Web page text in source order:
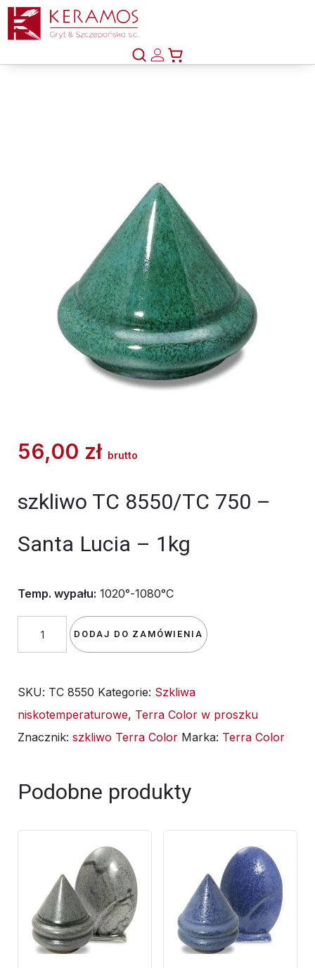
56,00 zł brutto
szkliwo TC 8550/TC 750 –
Santa Lucia – 1kg
Temp. wypału: 1020°-1080°C
szkliwo
8550/TC
750
-
Lucia
1kg
DODAJ DO ZAMÓWIENIA
SKU: TC 8550 Kategorie: Szkliwa
niskotemperaturowe, Terra Color w proszku
Znacznik: szkliwo Terra Color Marka: Terra Color
Podobne produkty